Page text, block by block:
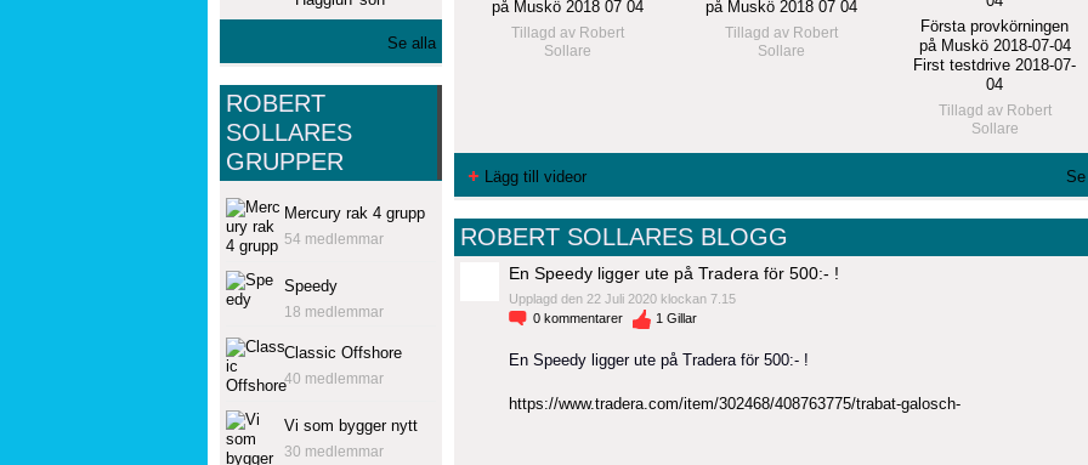
Se alla
ROBERT
SOLLARES
GRUPPER
Mercury rak 4 grupp
54 medlemmar
Speedy
18 medlemmar
Classic Offshore
40 medlemmar
Vi som bygger nytt
30 medlemmar
på Muskö 2018 07 04
Tillagd av Robert
Sollare
på Muskö 2018 07 04
Tillagd av Robert
Sollare
Första provkörningen
på Muskö 2018-07-04
First testdrive 2018-07-
04
Tillagd av Robert
Sollare
Lägg till videor
ROBERT SOLLARES BLOGG
En Speedy ligger ute på Tradera för 500:- !
Upplagd den 22 Juli 2020 klockan 7.15
0 kommentarer 1 Gillar
En Speedy ligger ute på Tradera för 500:- !
https://www.tradera.com/item/302468/408763775/trabat-galosch-